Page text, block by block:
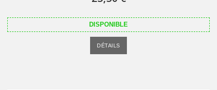
DISPONIBLE
DÉTAILS